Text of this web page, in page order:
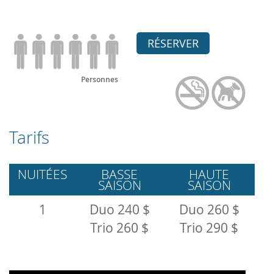
Personnes
RÉSERVER
Tarifs
NUITÉES BASSE
SAISON
HAUTE
SAISON
1
Duo 240 $
Trio 260 $
Duo 260 $
Trio 290 $